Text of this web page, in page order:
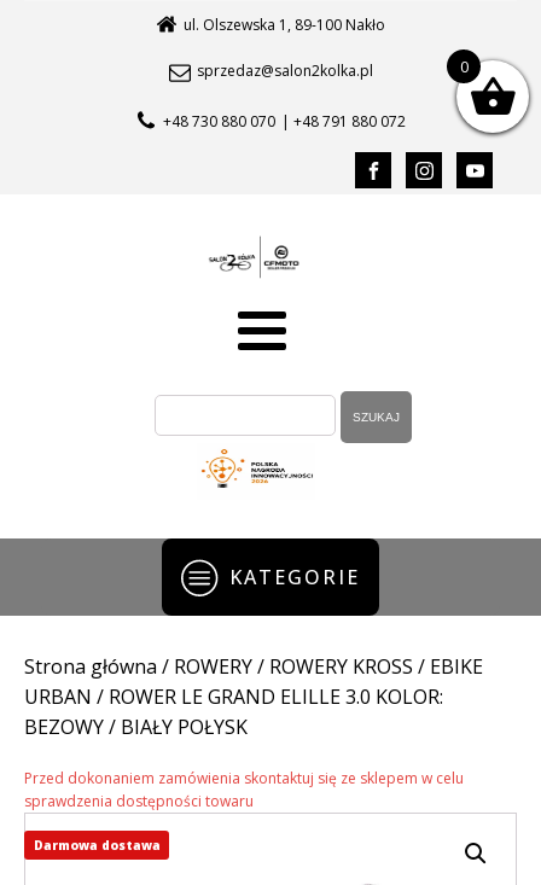
ul. Olszewska 1, 89-100 Nakło
sprzedaz@salon2kolka.pl
+48 730 880 070 | +48 791 880 072
KATEGORIE
Strona główna / ROWERY/ ROWERY KROSS / EBIKE
URBAN / ROWER LE GRAND ELILLE 3.0 KOLOR:
BEZOWY / BIAŁY POŁYSK
Przed dokonaniem zamówienia skontaktuj się ze sklepem w celu
sprawdzenia dostępności towaru
Darmowa dostawa
0